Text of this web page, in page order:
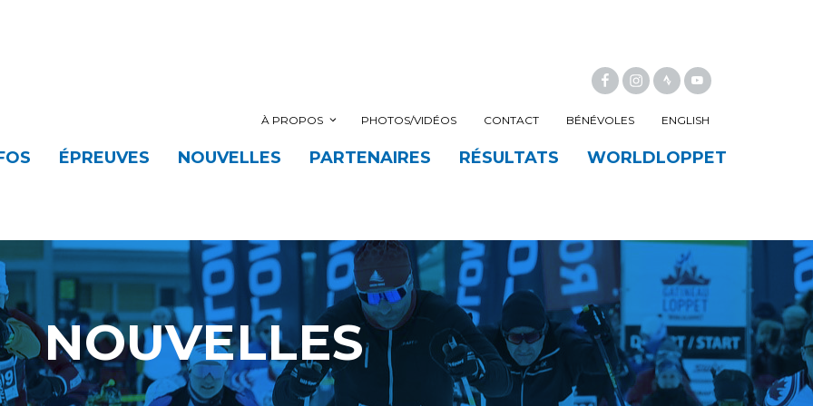
FACEBOOKINSTAGRAM
À PROPOS PHOTOS/VIDÉOS CONTACT BÉNÉVOLES ENGLISH
ÉPREUVES NOUVELLES PARTENAIRES RÉSULTATS WORLDLOPPET
NOUVELLES